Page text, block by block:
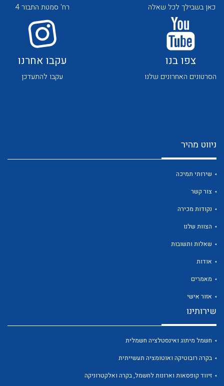
כאן בשבילך לכל שאלה רח' סמטת התבור 4
צפו בנו
הסרטונים האחרונים שלנו
עקבו אחרנו
עקבו להתעדכן
ניווט מהיר
שירותי תמיכה
צור קשר
נקודות מכירה
הצוות שלנו
שאלות ותשובות
אודות
מאמרים
אזור אישי
שירותינו
חשמל מיתוג ואינסטלציה חשמלית
בקרה רובוטיקה ואוטומציה תעשייתית
זיווד קופסאות וארונות לחשמל, בקרה ואלקטרוניקה